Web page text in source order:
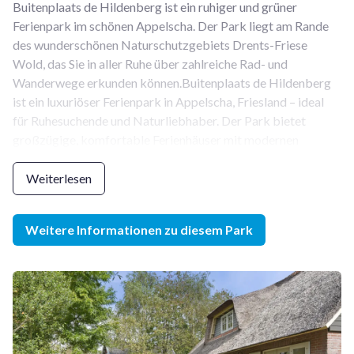
Buitenplaats de Hildenberg ist ein ruhiger und grüner
Ferienpark im schönen Appelscha. Der Park liegt am Rande
des wunderschönen Naturschutzgebiets Drents-Friese
Wold, das Sie in aller Ruhe über zahlreiche Rad- und
Wanderwege erkunden können.Buitenplaats de Hildenberg
ist ein luxuriöser Ferienpark in Appelscha, Friesland – ideal
für Ruhesuchende und Naturliebhaber. Der Park bietet
Annehmlichkeiten wie einer Spülmaschine, einer Sauna oder
sogar einem Whirlpool. Die Ferienhäuser verfügen über einen
großen Garten, der oft an den Wald oder den Golfplatz
grenzt und so Ruhe und Privatsphäre garantiert.
Nationalparks Drents-Friese Wold. Vom Park aus gibt es
zahlreiche Rad- und Wanderwege, um die Umgebung zu
erkunden. Dank seiner zentralen Lage ist der Park ein idealer
Ausgangspunkt für Ausflüge in die Region.
Weiterlesen
Weitere Informationen zu diesem Park